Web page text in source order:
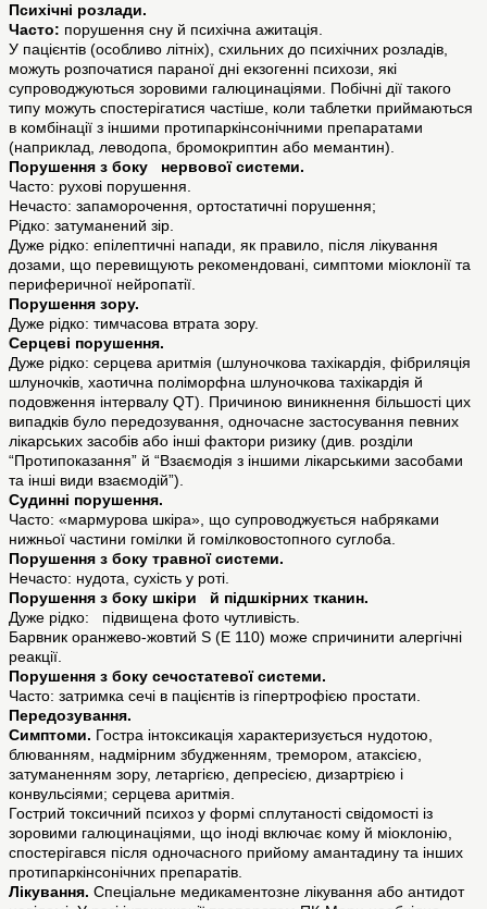
Психічні розлади.
Часто: порушення сну й психічна ажитація.
У пацієнтів (особливо літніх), схильних до психічних розладів,
можуть розпочатися параної дні екзогенні психози, які
супроводжуються зоровими галюцинаціями. Побічні дії такого
типу можуть спостерігатися частіше, коли таблетки приймаються
в комбінації з іншими протипаркінсонічними препаратами
(наприклад, леводопа, бромокриптин або мемантин).
Порушення з боку нервової системи.
Часто: рухові порушення.
Нечасто: запаморочення, ортостатичні порушення;
Рідко: затуманений зір.
Дуже рідко: епілептичні напади, як правило, після лікування
дозами, що перевищують рекомендовані, симптоми міоклонії та
периферичної нейропатії.
Порушення зору.
Дуже рідко: тимчасова втрата зору.
Серцеві порушення.
Дуже рідко: серцева аритмія (шлуночкова тахікардія, фібриляція
шлуночків, хаотична поліморфна шлуночкова тахікардія й
подовження інтервалу QT). Причиною виникнення більшості цих
випадків було передозування, одночасне застосування певних
лікарських засобів або інші фактори ризику (див. розділи
“Протипоказання” й “Взаємодія з іншими лікарськими засобами
та інші види взаємодій”).
Судинні порушення.
Часто: «мармурова шкіра», що супроводжується набряками
нижньої частини гомілки й гомілковостопного суглоба.
Порушення з боку травної системи.
Нечасто: нудота, сухість у роті.
Порушення з боку шкіри й підшкірних тканин.
Дуже рідко: підвищена фото чутливість.
Барвник оранжево-жовтий S (E 110) може спричинити алергічні
реакції.
Порушення з боку сечостатевої системи.
Часто: затримка сечі в пацієнтів із гіпертрофією простати.
Передозування.
Симптоми. Гостра інтоксикація характеризується нудотою,
блюванням, надмірним збудженням, тремором, атаксією,
затуманенням зору, летаргією, депресією, дизартрією і
конвульсіями; серцева аритмія.
Гострий токсичний психоз у формі сплутаності свідомості із
зоровими галюцинаціями, що іноді включає кому й міоклонію,
спостерігався після одночасного прийому амантадину та інших
протипаркінсонічних препаратів.
Лікування. Спеціальне медикаментозне лікування або антидот